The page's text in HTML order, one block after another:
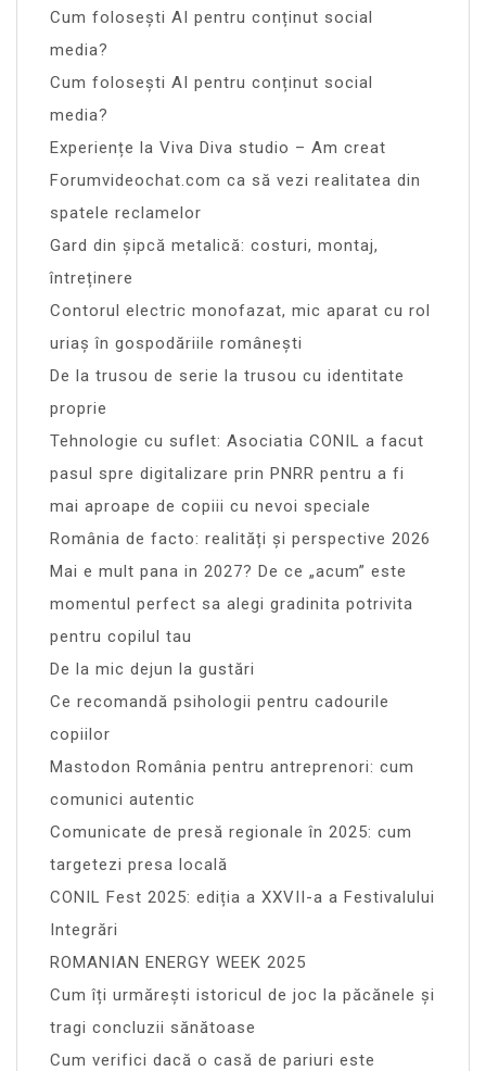
Cum folosești AI pentru conținut social
media?
Cum folosești AI pentru conținut social
media?
Experiențe la Viva Diva studio – Am creat
Forumvideochat.com ca să vezi realitatea din
spatele reclamelor
Gard din șipcă metalică: costuri, montaj,
întreținere
Contorul electric monofazat, mic aparat cu rol
uriaș în gospodăriile românești
De la trusou de serie la trusou cu identitate
proprie
Tehnologie cu suflet: Asociatia CONIL a facut
pasul spre digitalizare prin PNRR pentru a fi
mai aproape de copiii cu nevoi speciale
România de facto: realități și perspective 2026
Mai e mult pana in 2027? De ce „acum” este
momentul perfect sa alegi gradinita potrivita
pentru copilul tau
De la mic dejun la gustări
Ce recomandă psihologii pentru cadourile
copiilor
Mastodon România pentru antreprenori: cum
comunici autentic
Comunicate de presă regionale în 2025: cum
targetezi presa locală
CONIL Fest 2025: ediția a XXVII-a a Festivalului
Integrări
ROMANIAN ENERGY WEEK 2025
Cum îți urmărești istoricul de joc la păcănele și
tragi concluzii sănătoase
Cum verifici dacă o casă de pariuri este